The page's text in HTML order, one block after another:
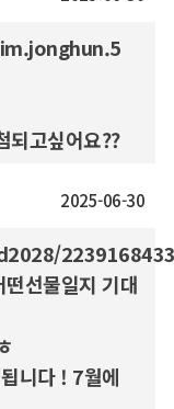
되고싶어요??
2025-06-30
선물일지 기대
니다 ! 7월에